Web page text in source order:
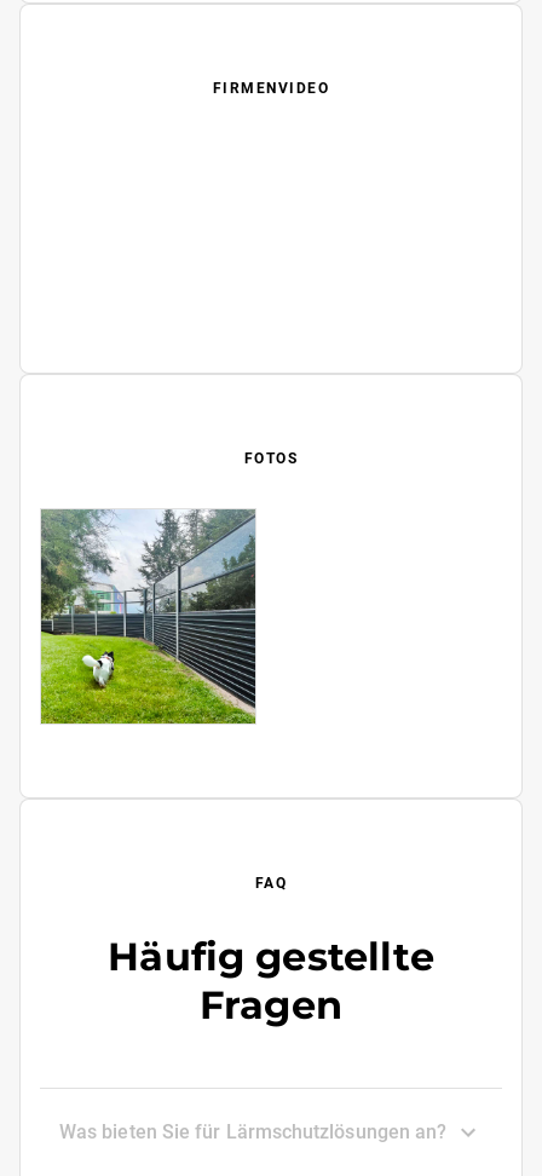
FIRMENVIDEO
FOTOS
FAQ
Häufig gestellte
Fragen
Was bieten Sie für Lärmschutzlösungen an?